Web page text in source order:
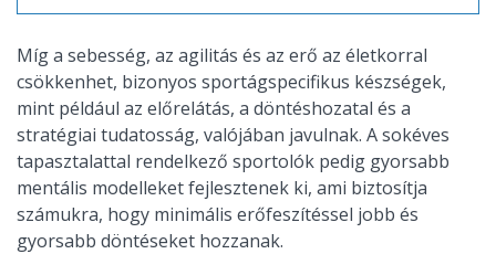
Míg a sebesség, az agilitás és az erő az életkorral
csökkenhet, bizonyos sportágspecifikus készségek,
mint például az előrelátás, a döntéshozatal és a
stratégiai tudatosság, valójában javulnak. A sokéves
tapasztalattal rendelkező sportolók pedig gyorsabb
mentális modelleket fejlesztenek ki, ami biztosítja
számukra, hogy minimális erőfeszítéssel jobb és
gyorsabb döntéseket hozzanak.